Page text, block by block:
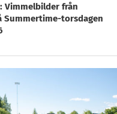
Vimmelbilder från
Summertime-torsdagen